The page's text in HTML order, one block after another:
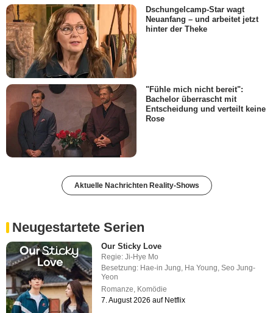
Dschungelcamp-Star wagt
Neuanfang – und arbeitet jetzt
hinter der Theke
"Fühle mich nicht bereit":
Bachelor überrascht mit
Entscheidung und verteilt keine
Rose
Aktuelle Nachrichten Reality-Shows
Neugestartete Serien
Our Sticky Love
Regie:Ji-Hye Mo
Besetzung: Hae-in Jung, Ha Young,Seo Jung-
Yeon
Romanze, Komödie
7. August 2026 auf Netflix